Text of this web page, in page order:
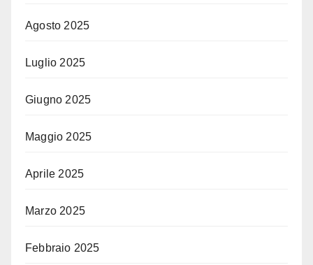
Agosto 2025
Luglio 2025
Giugno 2025
Maggio 2025
Aprile 2025
Marzo 2025
Febbraio 2025